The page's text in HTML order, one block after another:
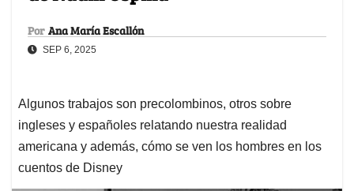
Por Ana María Escallón
SEP 6, 2025
Algunos trabajos son precolombinos, otros sobre
ingleses y españoles relatando nuestra realidad
americana y además, cómo se ven los hombres en los
cuentos de Disney